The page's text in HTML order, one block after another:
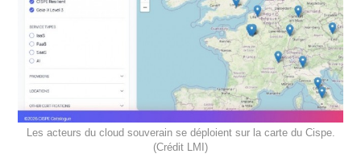
Les acteurs du cloud souverain se déploient sur la carte du Cispe.
(Crédit LMI)